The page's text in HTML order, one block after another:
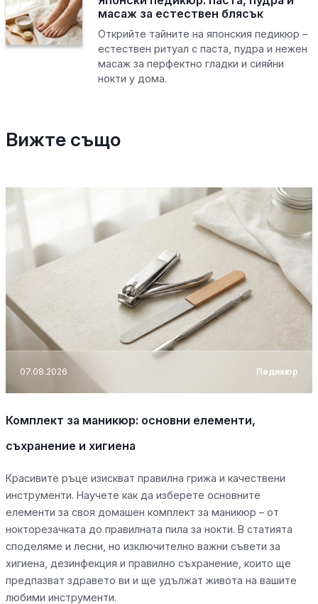
масаж за естествен блясък
Открийте тайните на японския педикюр –
естествен ритуал с паста, пудра и нежен
масаж за перфектно гладки и сияйни
нокти у дома.
Вижте също
07.08.2026 Педикюр
Комплект за маникюр: основни елементи,
съхранение и хигиена
Красивите ръце изискват правилна грижа и качествени
инструменти. Научете как да изберете основните
елементи за своя домашен комплект за маникюр – от
нокторезачката до правилната пила за нокти. В статията
споделяме и лесни, но изключително важни съвети за
хигиена, дезинфекция и правилно съхранение, които ще
предпазват здравето ви и ще удължат живота на вашите
любими инструменти.